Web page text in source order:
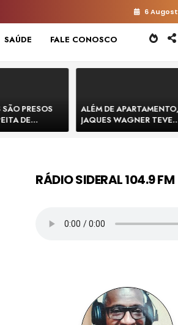
6
SAÚDE FALE CONOSCO
SÃO PRESOS
DE
DOIS HOMENS
ALÉM DE APARTAMENTO,
JAQUES WAGNER TEVE
VENDA DE TERRENO
RÁDIO SIDERAL 104.9 FM